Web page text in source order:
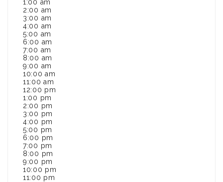
1:00 am
2:00 am
3:00 am
4:00 am
5:00 am
6:00 am
7:00 am
8:00 am
9:00 am
10:00 am
11:00 am
12:00 pm
1:00 pm
2:00 pm
3:00 pm
4:00 pm
5:00 pm
6:00 pm
7:00 pm
8:00 pm
9:00 pm
10:00 pm
11:00 pm